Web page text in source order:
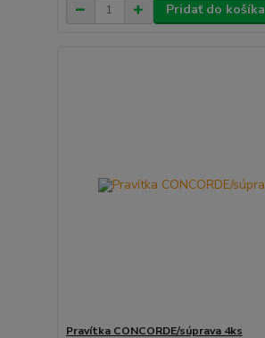
Pridať do košíka
Pravítka CONCORDE/súprava 4ks